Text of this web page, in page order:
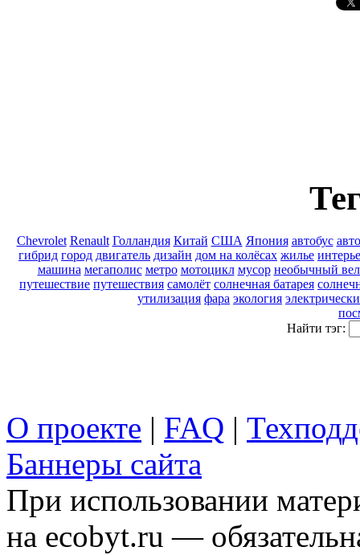
Chevrolet Renault Голландия Китай США Япония автобус
гибрид город двигатель дизайн дом на колёсах жилье
машина мегаполис метро мотоцикл мусор необычный
путешествие путешествия самолёт солнечная батарея
утилизация фара экология
Найти тэг:
О проекте | FAQ |
Баннеры сайта
При использовании
на ecobyt.ru —